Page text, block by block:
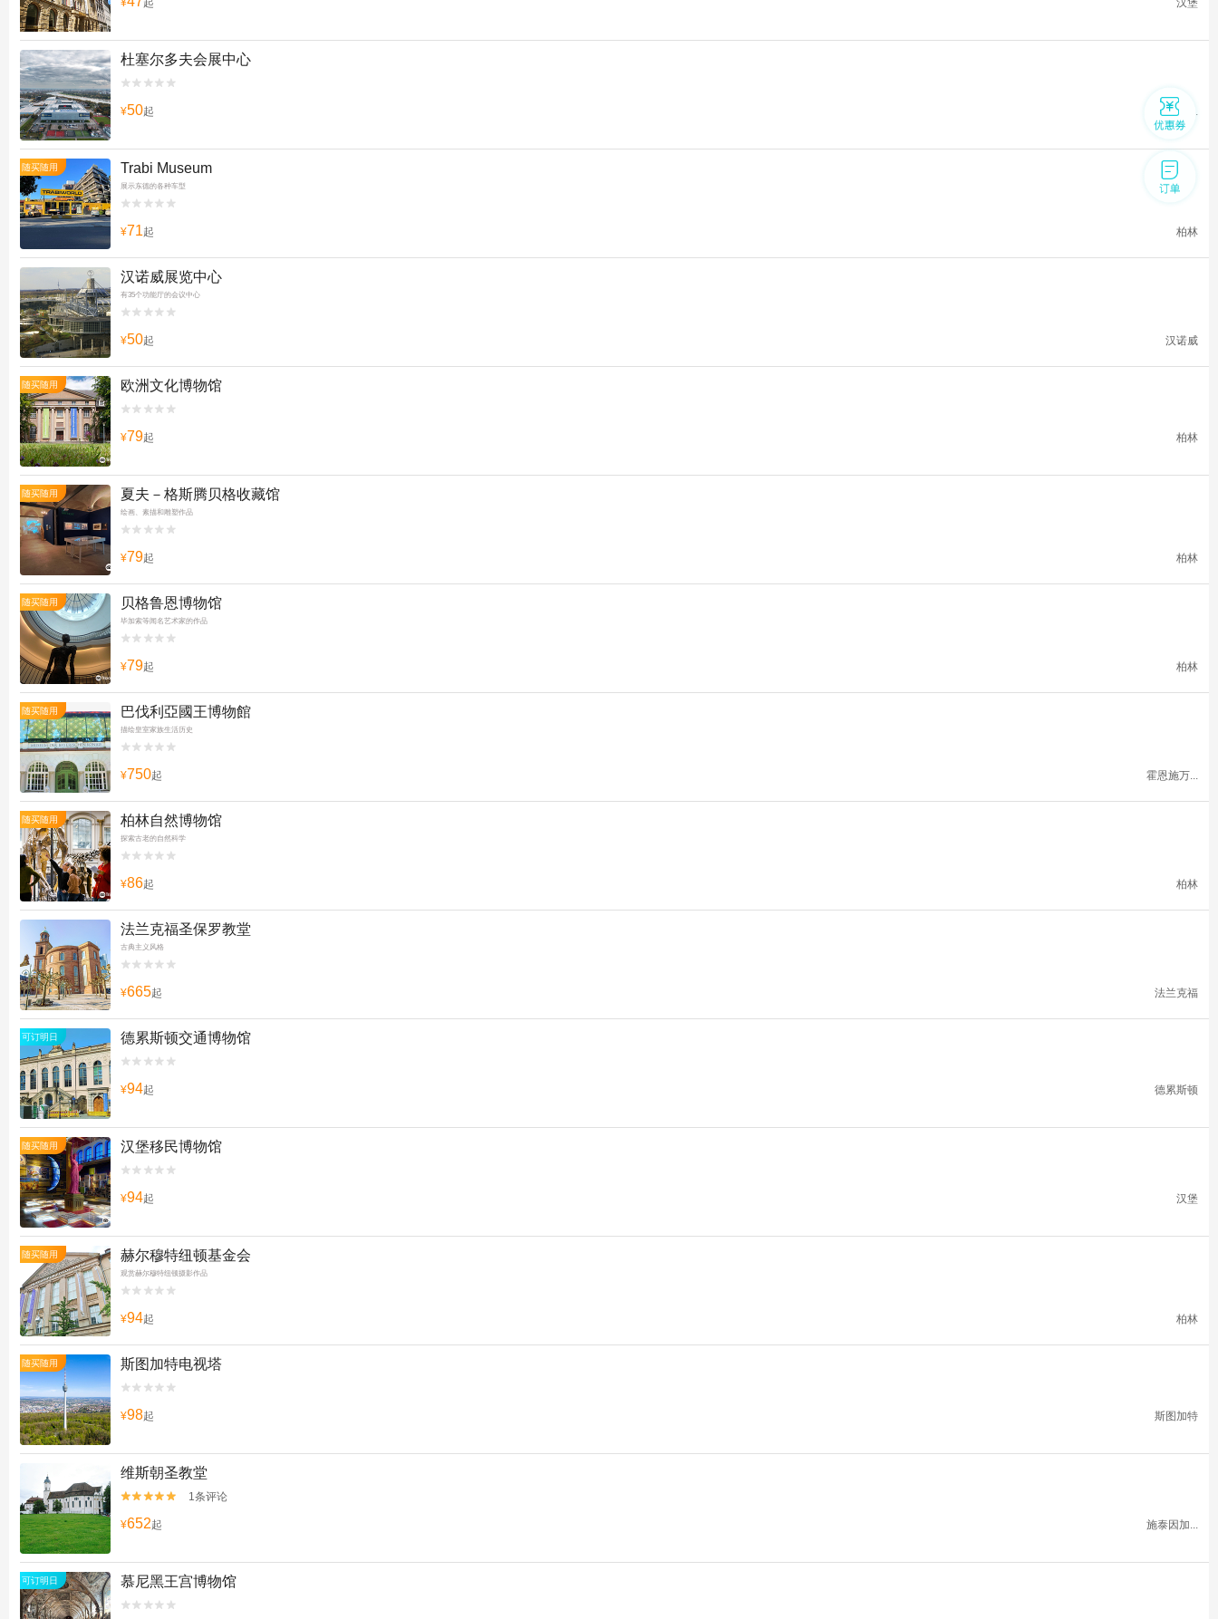
¥ 起 汉堡
杜塞尔多夫会展中心


¥50起 杜塞尔多...
随买随用 Trabi Museum
展示东德的各种车型


¥71起 柏林
汉诺威展览中心
有35个功能厅的会议中心


¥50起 汉诺威
随买随用 欧洲文化博物馆


¥79起 柏林
随买随用 夏夫－格斯腾贝格收藏馆
绘画、素描和雕塑作品


¥79起 柏林
随买随用 贝格鲁恩博物馆
毕加索等闻名艺术家的作品


¥79起 柏林
随买随用 巴伐利亞國王博物館
描绘皇室家族生活历史


¥750起 霍恩施万...
随买随用 柏林自然博物馆
探索古老的自然科学


¥86起 柏林
法兰克福圣保罗教堂
古典主义风格


¥665起 法兰克福
可订明日 德累斯顿交通博物馆


¥94起 德累斯顿
随买随用 汉堡移民博物馆


¥94起 汉堡
随买随用 赫尔穆特纽顿基金会
观赏赫尔穆特纽顿摄影作品


¥94起 柏林
随买随用 斯图加特电视塔


¥98起 斯图加特
维斯朝圣教堂

 1条评论
¥652起 施泰因加...
可订明日 慕尼黑王宫博物馆

